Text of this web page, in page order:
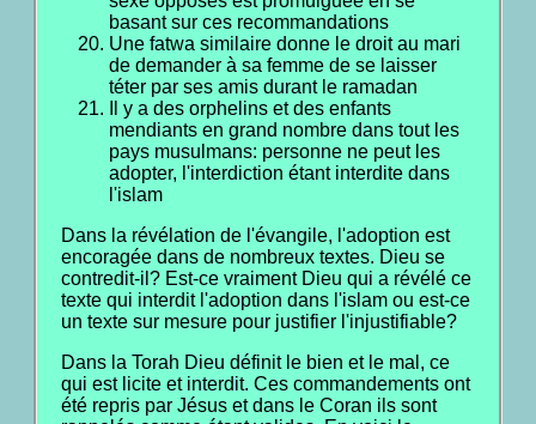
basant sur ces recommandations
Une fatwa similaire donne le droit au mari
de demander à sa femme de se laisser
téter par ses amis durant le ramadan
Il y a des orphelins et des enfants
mendiants en grand nombre dans tout les
pays musulmans: personne ne peut les
adopter, l'interdiction étant interdite dans
l'islam
Dans la révélation de l'évangile, l'adoption est
encoragée dans de nombreux textes. Dieu se
contredit-il? Est-ce vraiment Dieu qui a révélé ce
texte qui interdit l'adoption dans l'islam ou est-ce
un texte sur mesure pour justifier l'injustifiable?
Dans la Torah Dieu définit le bien et le mal, ce
qui est licite et interdit. Ces commandements ont
été repris par Jésus et dans le Coran ils sont